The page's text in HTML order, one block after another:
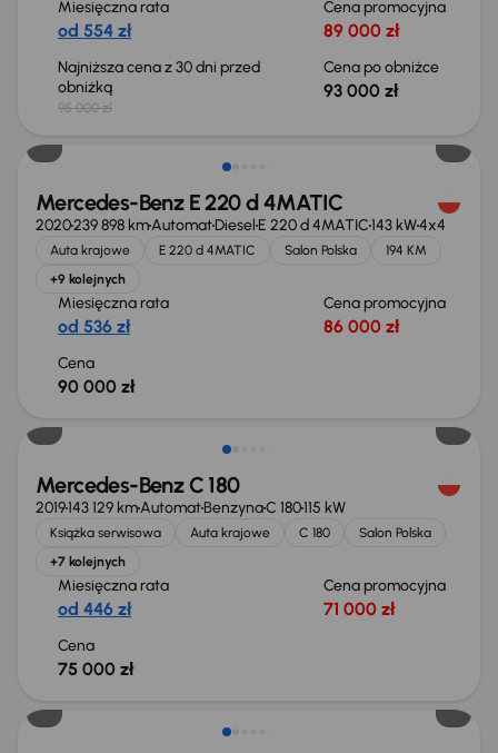
Miesięczna rata
od 554 zł
Cena promocyjna
89 000 zł
Najniższa cena z 30 dni przed
obniżką
95 000 zł
Cena po obniżce
93 000 zł
Możliwość odliczenia VAT
Mercedes-Benz E 220 d 4MATIC
2020239 898 kmAutomatDiesel E 220 d 4MATIC143 kW4x4
Auta krajowe E 220 d 4MATIC Salon Polska
194 KM
+9 kolejnych
Miesięczna rata
od 536 zł
Cena promocyjna
86 000 zł
Cena
90 000 zł
Mercedes-Benz C 180
2019143 129 kmAutomatBenzynaC 180115 kW
Książka serwisowa Auta krajowe C 180
Salon Polska
+7 kolejnych
Miesięczna rata
od 446 zł
Cena promocyjna
71 000 zł
Cena
75 000 zł
Taniej o 1 000 zł